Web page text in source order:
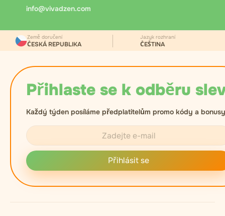
info@vivadzen.com
Přihlaste se k odběru
Každý týden posíláme předplatitelům promo kódy a
Přihlásit se
Země doručení
ČESKÁ REPUBLIKA
Jazyk rozhraní
ČEŠTINA